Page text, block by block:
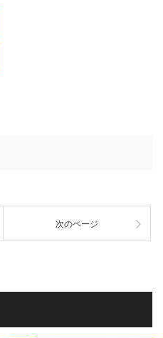
次のページ